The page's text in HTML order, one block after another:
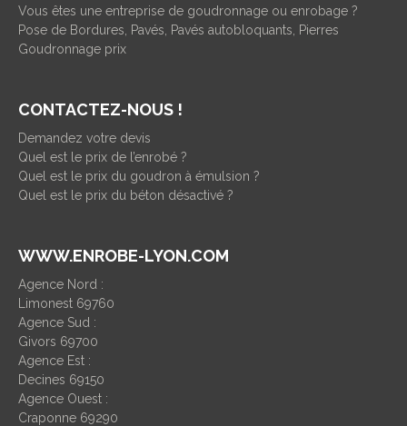
Vous êtes une entreprise de goudronnage ou enrobage ?
Pose de Bordures, Pavés, Pavés autobloquants, Pierres
Goudronnage prix
CONTACTEZ-NOUS !
Demandez votre devis
Quel est le prix de l’enrobé ?
Quel est le prix du goudron à émulsion ?
Quel est le prix du béton désactivé ?
WWW.ENROBE-LYON.COM
Agence Nord :
Limonest 69760
Agence Sud :
Givors 69700
Agence Est :
Decines 69150
Agence Ouest :
Craponne 69290